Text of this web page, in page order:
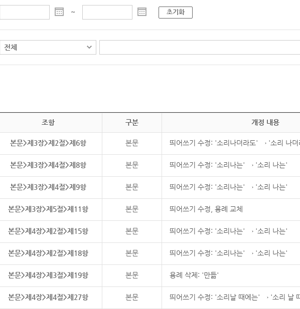
~ 초기화
조항 구분 개정 내용
본문>제3장>제2절>제6항 본문 띄어쓰기 수정: '소리나더라도' → '소리 나더
본문>제3장>제4절>제8항 본문 띄어쓰기 수정: '소리나는' → '소리 나는'
본문>제3장>제4절>제9항 본문 띄어쓰기 수정: '소리나는' → '소리 나는'
본문>제3장>제5절>제11항 본문 띄어쓰기 수정, 용례 교체
본문>제4장>제2절>제15항 본문 띄어쓰기 수정: '소리나는' → '소리 나는'
본문>제4장>제2절>제18항 본문 띄어쓰기 수정: '소리나는' → '소리 나는'
본문>제4장>제3절>제19항 본문 용례 삭제: '만듦'
본문>제4장>제4절>제27항 본문 띄어쓰기 수정: '소리날 때에는' → '소리 날